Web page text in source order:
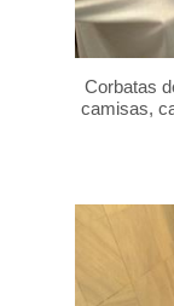
Corbatas
camisas,